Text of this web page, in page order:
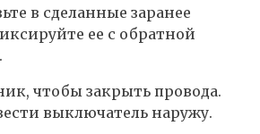
в сделанные заранее
ее с обратной
чтобы закрыть провода.
выключатель наружу.